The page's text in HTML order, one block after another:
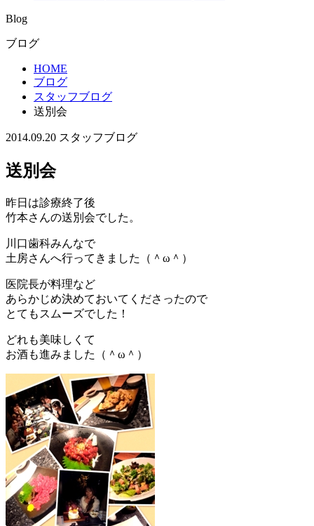
Blog
ブログ
HOME
ブログ
スタッフブログ
送別会
2014.09.20 スタッフブログ
送別会
昨日は診療終了後
竹本さんの送別会でした。
川口歯科みんなで
土房さんへ行ってきました（＾ω＾）
医院長が料理など
あらかじめ決めておいてくださったので
とてもスムーズでした！
どれも美味しくて
お酒も進みました（＾ω＾）